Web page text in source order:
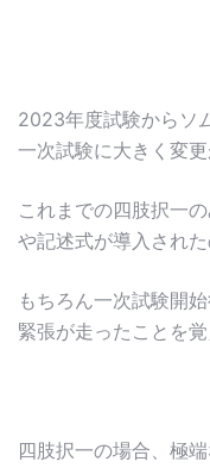
2023年度試験からソ
一次試験に大きく変更
これまでの四肢択一
や記述式が導入された
もちろん一次試験開
緊張が走ったことを覚
四肢択一の場合、極